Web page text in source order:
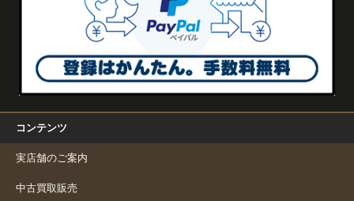
コンテンツ
実店舗のご案内
中古買取販売